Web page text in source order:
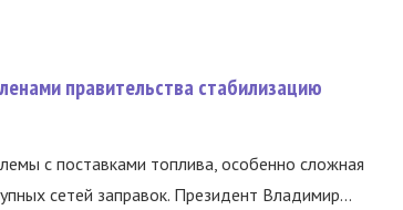
правительства стабилизацию
с поставками топлива, особенно сложная
сетей заправок. Президент Владимир...